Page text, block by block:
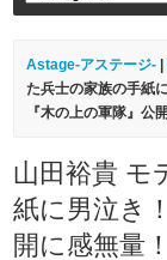
Astage-アステージ- |
た兵士の家族の手紙
『木の上の軍隊』公
山田裕貴 モ
紙に男泣き
開に感無量